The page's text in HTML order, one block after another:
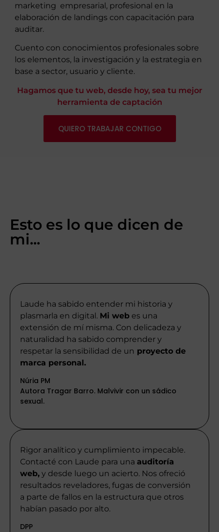
marketing empresarial, profesional en la
elaboración de landings con capacitación para
auditar.
Cuento con conocimientos profesionales sobre
los elementos, la investigación y la estrategia en
base a sector, usuario y cliente.
Hagamos que tu web, desde hoy, sea tu mejor
herramienta de captación
QUIERO TRABAJAR CONTIGO
Esto es lo que dicen de
mi...
Laude ha sabido entender mi historia y
plasmarla en digital. Mi web es una
extensión de mí misma. Con delicadeza y
naturalidad ha sabido comprender y
respetar la sensibilidad de un proyecto de
marca personal.
Núria PM
Autora Tragar Barro. Malvivir con un sádico
sexual.
Rigor analítico y cumplimiento impecable.
Contacté con Laude para una auditoría
web, y desde luego un acierto. Nos ofreció
resultados reveladores, fugas de conversión
a parte de fallos en la estructura que otros
habían pasado por alto.
DPP